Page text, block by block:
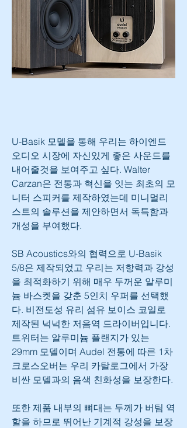
U-Basik 모델을 통해 우리는 하이엔드
오디오 시장에 자신있게 좋은 사운드를
내어줄것을 보여주고 싶다. Walter
Carzan은 전통과 혁신을 잇는 최초의 모
니터 스피커를 제작하였는데 미니멀리
스트의 솔루션을 제안하면서 독특함과
개성을 부여했다.
SB Acoustics와의 협력으로 U-Basik
5/8은 제작되었고 우리는 저항력과 강성
을 최적화하기 위해 매우 두꺼운 알루미
늄 바스켓을 갖춘 5인치 우퍼를 선택했
다. 비전도성 유리 섬유 보이스 코일로
제작된 넉넉한 저음역 드라이버입니다.
트위터는 알루미늄 플랜지가 있는
29mm 모델이며 Audel 전통에 따른 1차
크로스오버는 우리 카탈로그에서 가장
비싼 모델과의 음색 친화성을 보장한다.
또한 제품 내부의 뼈대는 두께가 버팀 역
할을 하므로 뛰어난 기계적 강성을 보장